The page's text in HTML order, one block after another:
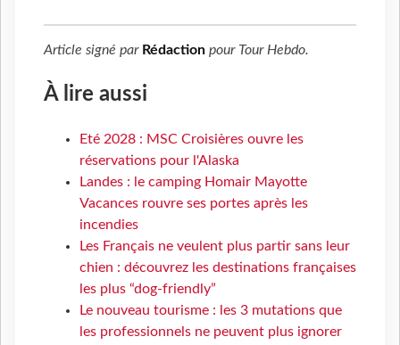
Article signé par Rédaction pour Tour Hebdo.
À lire aussi
Eté 2028 : MSC Croisières ouvre les
réservations pour l'Alaska
Landes : le camping Homair Mayotte
Vacances rouvre ses portes après les
incendies
Les Français ne veulent plus partir sans leur
chien : découvrez les destinations françaises
les plus “dog-friendly”
Le nouveau tourisme : les 3 mutations que
les professionnels ne peuvent plus ignorer